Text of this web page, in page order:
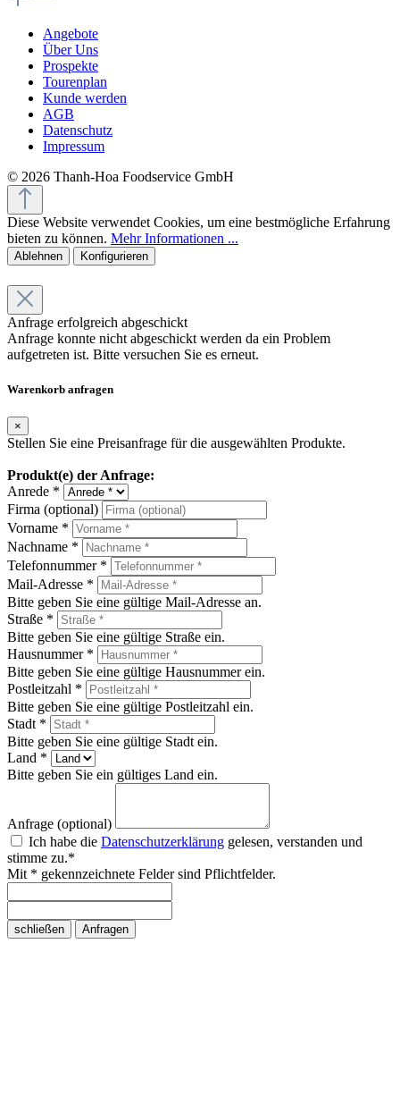
Angebote
Über Uns
Prospekte
Tourenplan
Kunde werden
AGB
Datenschutz
Impressum
© 2026 Thanh-Hoa Foodservice GmbH
Diese Website verwendet Cookies, um eine bestmögliche Erfahrung
bieten zu können. Mehr Informationen ...
Ablehnen Konfigurieren
Anfrage erfolgreich abgeschickt
Anfrage konnte nicht abgeschickt werden da ein Problem
aufgetreten ist. Bitte versuchen Sie es erneut.
Warenkorb anfragen
×
Stellen Sie eine Preisanfrage für die ausgewählten Produkte.
Produkt(e) der Anfrage:
Anrede *
Firma (optional)
Vorname *
Nachname *
Telefonnummer *
Mail-Adresse *
Bitte geben Sie eine gültige Mail-Adresse an.
Straße *
Bitte geben Sie eine gültige Straße ein.
Hausnummer *
Bitte geben Sie eine gültige Hausnummer ein.
Postleitzahl *
Bitte geben Sie eine gültige Postleitzahl ein.
Stadt *
Bitte geben Sie eine gültige Stadt ein.
Land *
Bitte geben Sie ein gültiges Land ein.
Anfrage (optional)
Ich habe die Datenschutzerklärung gelesen, verstanden und
stimme zu.*
Mit * gekennzeichnete Felder sind Pflichtfelder.
schließen Anfragen